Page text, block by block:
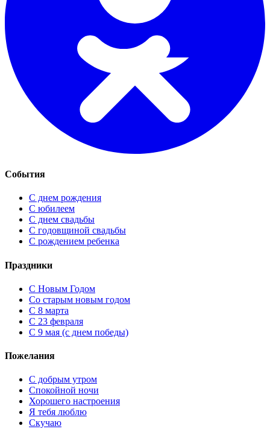
События
С днем рождения
С юбилеем
С днем свадьбы
С годовщиной свадьбы
С рождением ребенка
Праздники
C Новым Годом
Cо старым новым годом
С 8 марта
С 23 февраля
С 9 мая (с днем победы)
Пожелания
С добрым утром
Спокойной ночи
Хорошего настроения
Я тебя люблю
Скучаю